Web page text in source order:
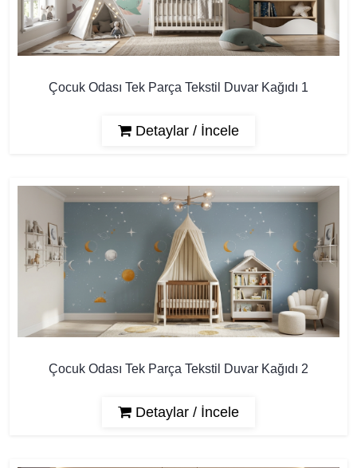
Çocuk Odası Tek Parça Tekstil Duvar Kağıdı 1
Detaylar / İncele
Çocuk Odası Tek Parça Tekstil Duvar Kağıdı 2
Detaylar / İncele